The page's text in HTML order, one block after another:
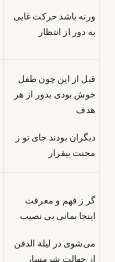
ورنه باشد حرکت غایی
به دور از انتظار
قبل از این چون طفل
خوش بودی بدور از هر
هدف
دیگران بودند جای تو ز
محنت بیقرار
گر ز فهم و معرفت
اینجا بمانی بی نصیب
می‌شوی در لیلة الدفن
از جهالت شرمسار